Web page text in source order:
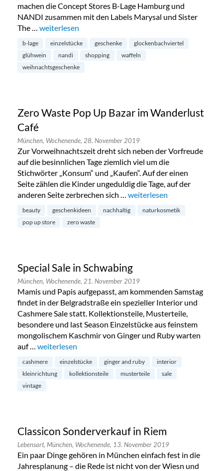
machen die Concept Stores B-Lage Hamburg und
NANDI zusammen mit den Labels Marysal und Sister
The … „X-Mas Treasures Pop-Up im Glockenbachviertel“
weiterlesen
b-lage einzelstücke geschenke
glockenbachviertel
glühwein
nandi shopping
waffeln
weihnachtsgeschenke
Zero Waste Pop Up Bazar im Wanderlust
Café
München, Wochenende, 28. November 2019
Zur Vorweihnachtszeit dreht sich neben der Vorfreude
auf die besinnlichen Tage ziemlich viel um die
Stichwörter „Konsum“ und „Kaufen“. Auf der einen
Seite zählen die Kinder ungeduldig die Tage, auf der
anderen Seite zerbrechen sich … „Zero Waste Pop Up Bazar
weiterlesen
beauty geschenkideen nachhaltig
naturkosmetik
pop up store
zero waste
Special Sale in Schwabing
München, Wochenende, 21. November 2019
Mamis und Papis aufgepasst, am kommenden Samstag
findet in der Belgradstraße ein spezieller Interior und
Cashmere Sale statt. Kollektionsteile, Musterteile,
besondere und last Season Einzelstücke aus feinstem
mongolischem Kaschmir von Ginger und Ruby warten
auf … „Special Sale in Schwabing“
weiterlesen
cashmere einzelstücke ginger and ruby
interior
kleinrichtung
kollektionsteile musterteile
sale
vintage
Classicon Sonderverkauf in Riem
Lebensart, München, Wochenende, 13. November 2019
Ein paar Dinge gehören in München einfach fest in die
Jahresplanung – die Rede ist nicht von der Wiesn und